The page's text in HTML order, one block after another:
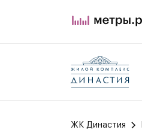
ЖК Династия